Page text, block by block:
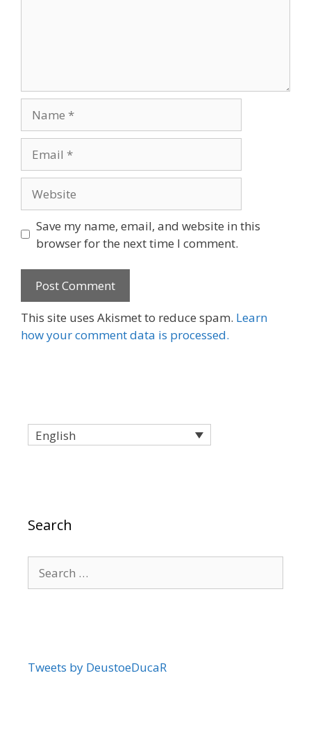
Save my name, email, and website in this
browser for the next time I comment.
This site uses Akismet to reduce spam. Learn
how your comment data is processed.
English
Search
for:
Tweets by DeustoeDucaR